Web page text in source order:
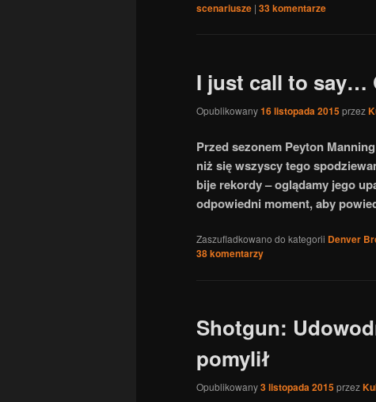
scenariusze | 33komentarze
I just call to say…
Opublikowany16 listopada 2015przez
Przed sezonem Peyton
niż się wszyscy tego
bije rekordy – oglądamy jego
odpowiedni moment, aby
Zaszufladkowano do kategorii Denver
38komentarzy
Shotgun:
pomylił
Opublikowany3 listopada 2015przez